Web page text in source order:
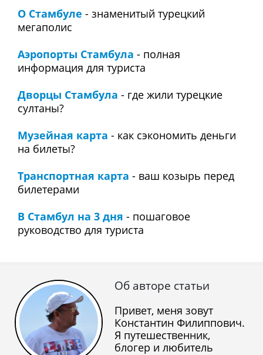
О Cтaмбуле - знаменитый турецкий
мегаполис
Аэропорты Стaмбулa - полная
информация для туриста
Дворцы Стамбула - где жили турецкие
султаны?
Музейная картa - как сэкономить деньги
на билеты?
Транспортная карта - ваш козырь перед
билетерами
В Стaмбул на 3 дня - пошаговое
руководство для туриста
Об авторе статьи
Привет, меня зовут
Константин Филиппович.
Я путешественник,
блогер и любитель